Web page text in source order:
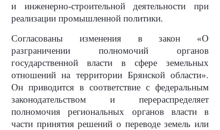
и инженерно-строительной деятельности при
реализации промышленной политики.
Согласованы изменения в закон «О
разграничении полномочий органов
государственной власти в сфере земельных
отношений на территории Брянской области».
Он приводится в соответствие с федеральным
законодательством и перераспределяет
полномочия региональных органов власти в
части принятия решений о переводе земель или